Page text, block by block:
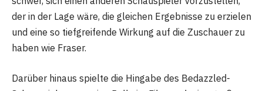
der in der Lage wäre, die gleichen Ergebnisse zu erzielen
und eine so tiefgreifende Wirkung auf die Zuschauer zu
haben wie Fraser.
Darüber hinaus spielte die Hingabe des Bedazzled-